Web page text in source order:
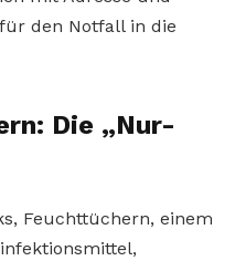
den Notfall in die
Die „Nur-
Feuchttüchern, einem